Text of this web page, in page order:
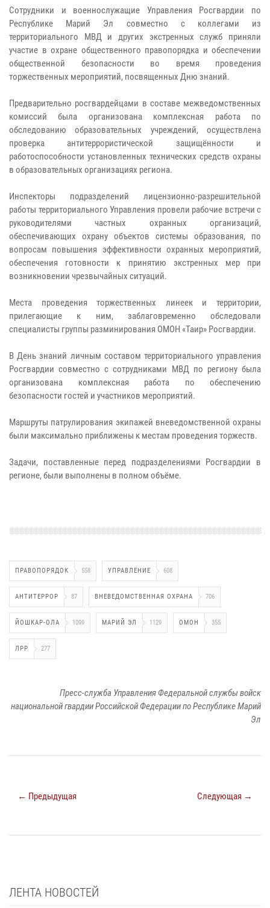
Сотрудники и военнослужащие Управления Росгвардии по
Республике Марий Эл совместно с коллегами из
территориального МВД и других экстренных служб приняли
участие в охране общественного правопорядка и обеспечении
общественной безопасности во время проведения
торжественных мероприятий, посвященных Дню знаний.
Предварительно росгвардейцами в составе межведомственных
комиссий была организована комплексная работа по
обследованию образовательных учреждений, осуществлена
проверка антитеррористической защищённости и
работоспособности установленных технических средств охраны
в образовательных организациях региона.
Инспекторы подразделений лицензионно-разрешительной
работы территориального Управления провели рабочие встречи с
руководителями частных охранных организаций,
обеспечивающих охрану объектов системы образования, по
вопросам повышения эффективности охранных мероприятий,
обеспечения готовности к принятию экстренных мер при
возникновении чрезвычайных ситуаций.
Места проведения торжественных линеек и территории,
прилегающие к ним, заблаговременно обследовали
специалисты группы разминирования ОМОН «Таир» Росгвардии.
В День знаний личным составом территориального управления
Росгвардии совместно с сотрудниками МВД по региону была
организована комплексная работа по обеспечению
безопасности гостей и участников мероприятий.
Маршруты патрулирования экипажей вневедомственной охраны
были максимально приближены к местам проведения торжеств.
Задачи, поставленные перед подразделениями Росгвардии в
регионе, были выполнены в полном объёме.
ПРАВОПОРЯДОК 558 УПРАВЛЕНИЕ 608
АНТИТЕРРОР 87 ВНЕВЕДОМСТВЕННАЯ ОХРАНА 706
ЙОШКАР-ОЛА 1099 МАРИЙ ЭЛ 1129 ОМОН 355
ЛРР 277
Пресс-служба Управления Федеральной службы войск
национальной гвардии Российской Федерации по Республике Марий
Эл
← Предыдущая Следующая →
ЛЕНТА НОВОСТЕЙ